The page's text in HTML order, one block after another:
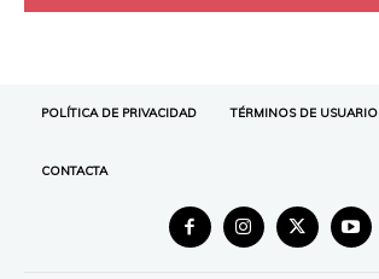
POLÍTICA DE PRIVACIDAD TÉRMINOS DE USUARIO
CONTACTA